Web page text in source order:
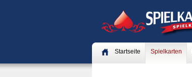
Startseite Spielkarten